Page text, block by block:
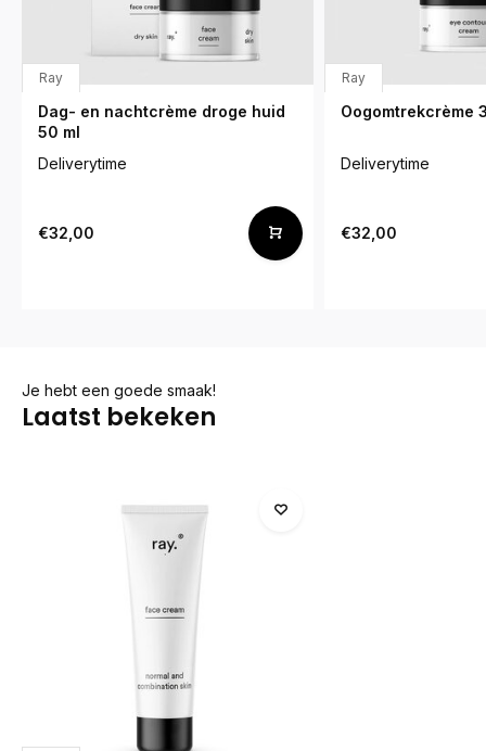
Ray
Dag- en nachtcrème droge huid
50 ml
Deliverytime
€32,00
Ray
Oogomtrekcrème
Deliverytime
€32,00
Je hebt een goede smaak!
Laatst bekeken